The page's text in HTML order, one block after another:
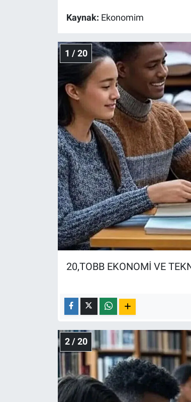
Kaynak: Ekonomim
1 / 20
20,TOBB EKONOMİ VE
2 / 20
Gündem Özel
Günün görüntüsü
Koronavirüs
Kültür Sanat
Ne demişti
Teknoloji
Türkiye'nin Geleceği